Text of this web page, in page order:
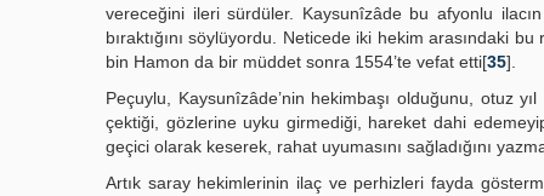
vereceğini ileri sürdüler. Kaysunîzâde bu afyonlu
bıraktığını söylüyordu. Neticede iki hekim arasındaki
bin Hamon da bir müddet sonra 1554’te vefat etti[35].
Peçuylu, Kaysunîzâde’nin hekimbaşı olduğunu, otuz
çektiği, gözlerine uyku girmediği, hareket dahi
geçici olarak keserek, rahat uyumasını sağladığını
Artık saray hekimlerinin ilaç ve perhizleri fayda